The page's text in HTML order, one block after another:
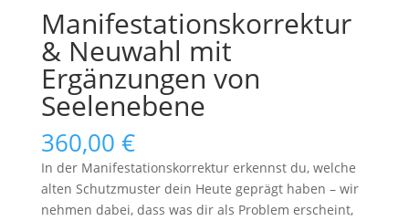
Manifestationskorrektur
& Neuwahl mit
Ergänzungen von
Seelenebene
360,00 €
In der Manifestationskorrektur erkennst du, welche
alten Schutzmuster dein Heute geprägt haben – wir
nehmen dabei, dass was dir als Problem erscheint,